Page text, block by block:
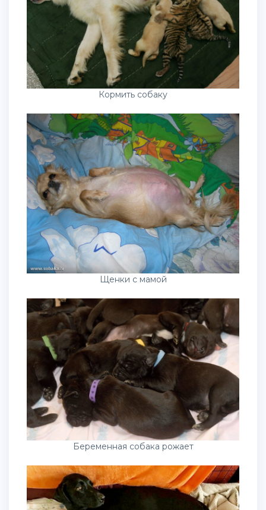
Кормить собаку
Щенки с мамой
Беременная собака рожает